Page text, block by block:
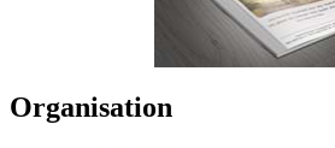
Organisation